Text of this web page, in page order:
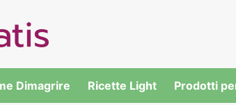
Dimagrire Ricette Light Prodotti